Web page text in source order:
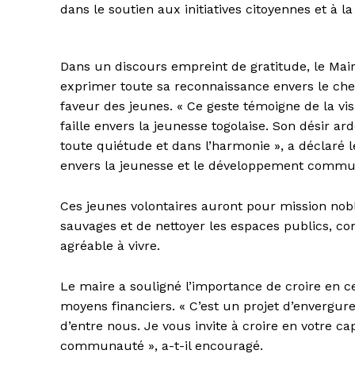
dans le soutien aux initiatives citoyennes et à la
Dans un discours empreint de gratitude, le
exprimer toute sa reconnaissance envers le
faveur des jeunes. « Ce geste témoigne de la
faille envers la jeunesse togolaise. Son désir
toute quiétude et dans l’harmonie », a déclaré
envers la jeunesse et le développement
Ces jeunes volontaires auront pour mission
sauvages et de nettoyer les espaces publics,
agréable à vivre.
Le maire a souligné l’importance de croire en
moyens financiers. « C’est un projet
d’entre nous. Je vous invite à croire en votre
communauté », a-t-il encouragé.